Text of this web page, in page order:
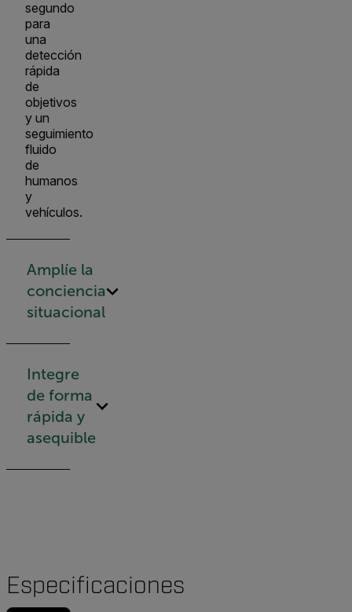
segundo
para
una
detección
rápida
de
objetivos
y un
seguimiento
fluido
de
humanos
y
vehículos.
Amplíe la
conciencia
situacional
Integre
de forma
rápida y
asequible
Especificaciones